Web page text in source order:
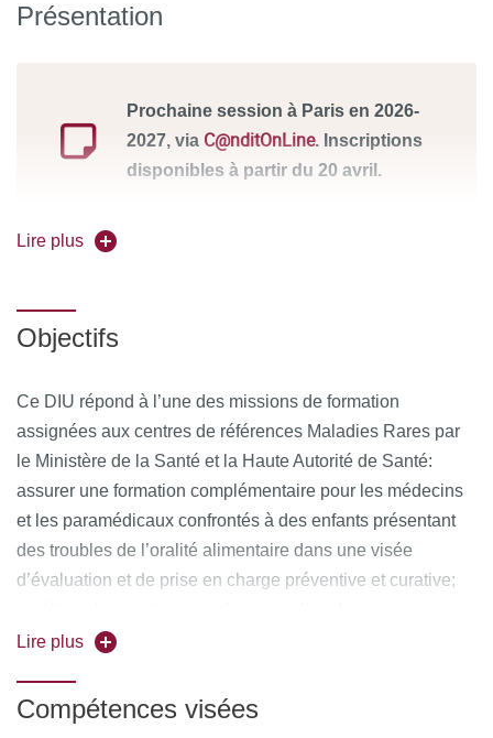
Présentation
Prochaine session à Paris en 2026-
2027, via C@nditOnLine. Inscriptions
disponibles à partir du 20 avril.
Référence formation (à rappeler dans toute
Responsable pédagogique :
Candidatures : entrele 20/04/2026 et le 30/05/2026
Forme de l'enseignement : en présentiel à Paris (2026-
2027) et Lille
Lire plus
Objectifs
Ce DIU répond à l’une des missions de formation
assignées aux centres de références Maladies Rares par
le Ministère de la Santé et la Haute Autorité de Santé:
assurer une formation complémentaire pour les médecins
et les paramédicaux confrontés à des enfants présentant
des troubles de l’oralité alimentaire dans une visée
d’évaluation et de prise en charge préventive et curative;
approche transdisciplinaire de ces troubles.
Lire plus
Compétences visées